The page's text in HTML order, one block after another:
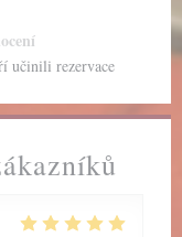
učinili rezervace